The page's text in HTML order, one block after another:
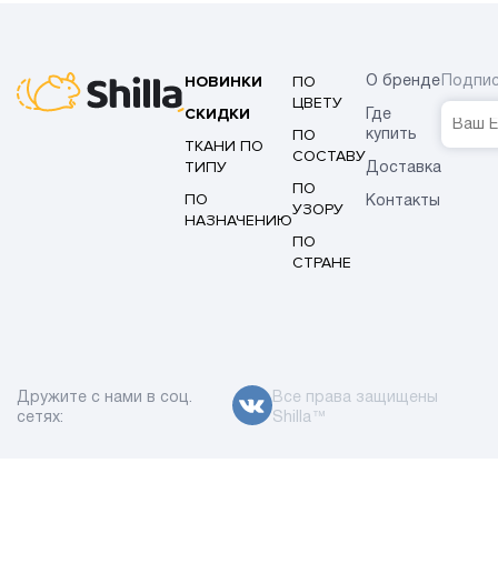
НОВИНКИ
СКИДКИ
ТКАНИ ПО
ТИПУ
ПО
НАЗНАЧЕНИЮ
ПО
ЦВЕТУ
ПО
СОСТАВУ
ПО
УЗОРУ
ПО
СТРАНЕ
О бренде
Где
купить
Доставка
Контакты
Дружите с нами в соц.
сетях:
Все права защищены
Shilla™